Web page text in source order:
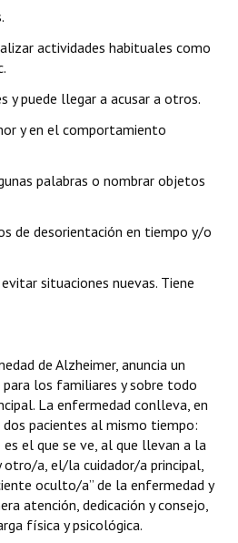
actividades habituales como
y puede llegar a acusar a otros.
y en el comportamiento
palabras o nombrar objetos
de desorientación en tiempo y/o
situaciones nuevas. Tiene
de Alzheimer, anuncia un
los familiares y sobre todo
La enfermedad conlleva, en
pacientes al mismo tiempo:
el que se ve, al que llevan a la
otro/a, el/la cuidador/a principal,
oculto/a” de la enfermedad y
atención, dedicación y consejo,
física y psicológica.